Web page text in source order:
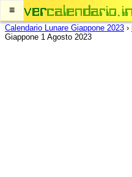
≡
Calendario Lunare Giappone 2023 ›
Giappone 1 Agosto 2023